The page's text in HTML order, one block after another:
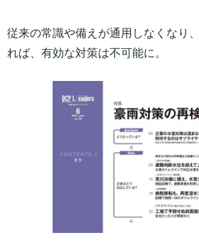
従来の常識や備えが通用しなくなり
れば、有効な対策は不可能に。